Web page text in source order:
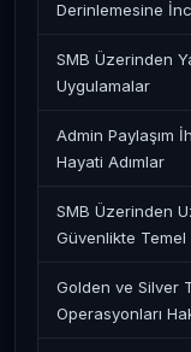
Derinlemesine
SMB Üzerinden
Uygulamalar
Admin Paylaşım
Hayati Adımlar
SMB Üzerinden
Güvenlikte Temel
Golden ve Silver
Operasyonları